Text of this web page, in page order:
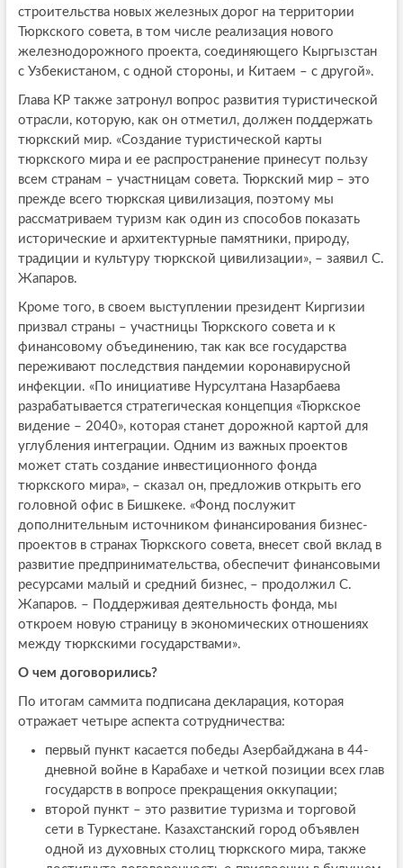
строительства новых железных дорог на территории
Тюркского совета, в том числе реализация нового
железнодорожного проекта, соединяющего Кыргызстан
с Узбекистаном, с одной стороны, и Китаем – с другой».
Глава КР также затронул вопрос развития туристической
отрасли, которую, как он отметил, должен поддержать
тюркский мир. «Создание туристической карты
тюркского мира и ее распространение принесут пользу
всем странам – участницам совета. Тюркский мир – это
прежде всего тюркская цивилизация, поэтому мы
рассматриваем туризм как один из способов показать
исторические и архитектурные памятники, природу,
традиции и культуру тюркской цивилизации», – заявил С.
Жапаров.
Кроме того, в своем выступлении президент Киргизии
призвал страны – участницы Тюркского совета и к
финансовому объединению, так как все государства
переживают последствия пандемии коронавирусной
инфекции. «По инициативе Нурсултана Назарбаева
разрабатывается стратегическая концепция «Тюркское
видение – 2040», которая станет дорожной картой для
углубления интеграции. Одним из важных проектов
может стать создание инвестиционного фонда
тюркского мира», – сказал он, предложив открыть его
головной офис в Бишкеке. «Фонд послужит
дополнительным источником финансирования бизнес-
проектов в странах Тюркского совета, внесет свой вклад в
развитие предпринимательства, обеспечит финансовыми
ресурсами малый и средний бизнес, – продолжил С.
Жапаров. – Поддерживая деятельность фонда, мы
откроем новую страницу в экономических отношениях
между тюркскими государствами».
О чем договорились?
По итогам саммита подписана декларация, которая
отражает четыре аспекта сотрудничества:
первый пункт касается победы Азербайджана в 44-
дневной войне в Карабахе и четкой позиции всех глав
государств в вопросе прекращения оккупации;
второй пункт – это развитие туризма и торговой
сети в Туркестане. Казахстанский город объявлен
одной из духовных столиц тюркского мира, также